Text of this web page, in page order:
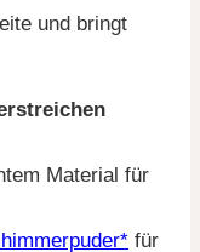
und bringt
Material für
für